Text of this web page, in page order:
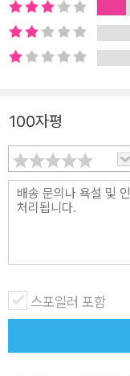
이 우리의 시간에 필
기시킨다. 이러한 구별은 13세기의 「삼림헌장」까지 이어졌다. 취
약계층이 생계나 생활
를 지키고 돌보는 공
서 “노동을 거부할
빈자라 하더라도 길
호받을 수 있었다. 이
럽 농업사회의 전통
는 노동과 떼려야 뗄
경을 보여준다. 노동에 잠식당한 시간 저자는 시간을 사용하는 방
식이 경제구조와 함께
시간에 기입된 시점을
100자평
스포일러 포함